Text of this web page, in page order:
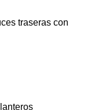
traseras con